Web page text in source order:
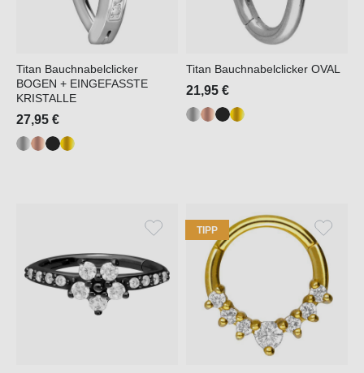
Titan Bauchnabelclicker
BOGEN + EINGEFASSTE
KRISTALLE
27,95 €
Titan Bauchnabelclicker OVAL
21,95 €
TIPP